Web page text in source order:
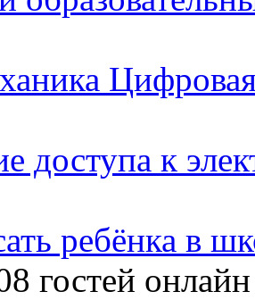
доступа к
ребёнка в
гостей онлайн